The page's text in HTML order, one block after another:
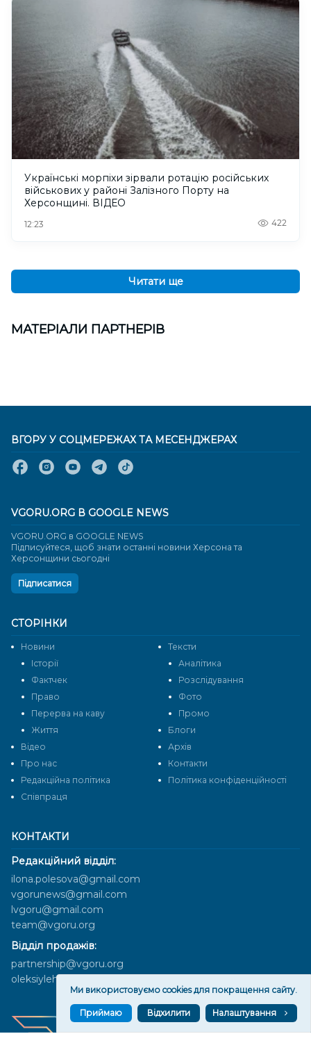
Українські морпіхи зірвали ротацію російських
військових у районі Залізного Порту на
Херсонщині. ВІДЕО
12:23 422
Читати ще
МАТЕРІАЛИ ПАРТНЕРІВ
КОНТАКТИ
Редакційний відділ:
ilona.polesova@gmail.com
vgorunews@gmail.com
lvgoru@gmail.com
team@vgoru.org
Відділ продажів:
partnership@vgoru.org
oleksiylehen@vgoru.org
СТОРІНКИ
Новини
Тексти
Історії
Аналітика
Фактчек
Розслідування
Право
Фото
Перерва на каву
Промо
Життя
Блоги
Відео
Архів
Про нас
Контакти
Редакційна політика
Політика конфіденційності
Cпівпраця
ВГОРУ У СОЦМЕРЕЖАХ ТА МЕСЕНДЖЕРАХ
VGORU.ORG В GOOGLE NEWS
VGORU.ORG в GOOGLE NEWS
Підписуйтеся, щоб знати останні новини Херсона та
Херсонщини сьогодні
Підписатися
Ми використовуємо cookies для покращення сайту.
Приймаю Відхилити Налаштування